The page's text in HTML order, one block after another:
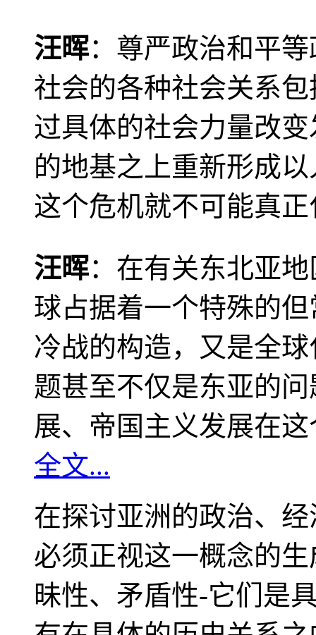
汪晖：尊严政治和平
社会的各种社会关系
过具体的社会力量改
的地基之上重新形成
这个危机就不可能真
汪晖：在有关东北亚
球占据着一个特殊的
冷战的构造，又是全
题甚至不仅是东亚的
展、帝国主义发展在
全文...
在探讨亚洲的政治、
必须正视这一概念的
昧性、矛盾性-它们是